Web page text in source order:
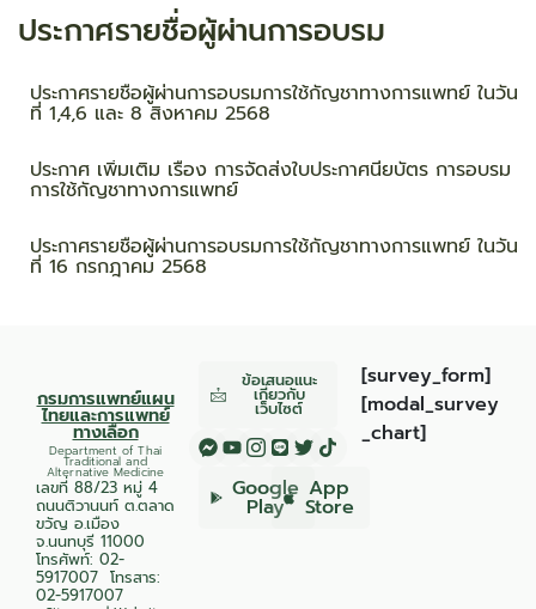
ประกาศรายชื่อผู้ผ่านการอบรม
ประกาศรายชื่อผู้ผ่านการอบรมการใช้กัญชาทางการแพทย์ ในวัน
ที่ 1,4,6 และ 8 สิงหาคม 2568
ประกาศ เพิ่มเติม เรื่อง การจัดส่งใบประกาศนียบัตร การอบรม
การใช้กัญชาทางการแพทย์
ประกาศรายชื่อผู้ผ่านการอบรมการใช้กัญชาทางการแพทย์ ในวัน
ที่ 16 กรกฎาคม 2568
กรมการแพทย์แผน
ไทยและการแพทย์
ทางเลือก
Department of Thai
Traditional and
Alternative Medicine
เลขที่ 88/23 หมู่ 4
ถนนติวานนท์ ต.ตลาด
ขวัญ อ.เมือง
จ.นนทบุรี 11000
โทรศัพท์: 02-
5917007 โทรสาร:
02-5917007
ข้อเสนอแนะ
เกี่ยวกับ
เว็บไซต์
Google
Play
App
Store
[survey_form]
[modal_survey
_chart]